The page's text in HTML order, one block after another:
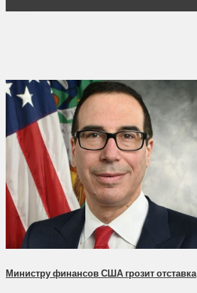
Министру финансов США грозит отставка